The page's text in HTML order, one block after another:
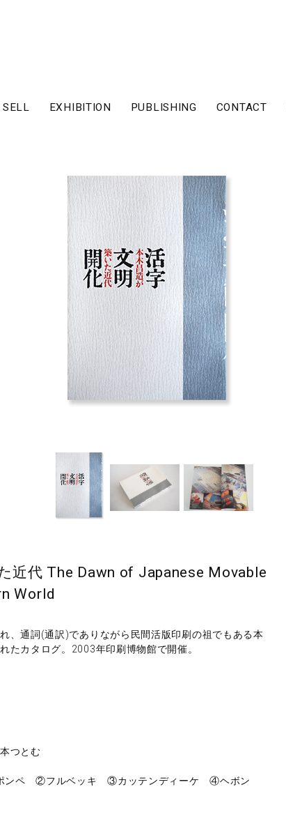
SELL EXHIBITION PUBLISHING CONTACT
近代 The Dawn of Japanese Movable
World
、通詞(通訳)でありながら民間活版印刷の祖でもある本
たカタログ。2003年印刷博物館で開催。
つとむ
ンペ ②フルベッキ ③カッテンディーケ ④ヘボン